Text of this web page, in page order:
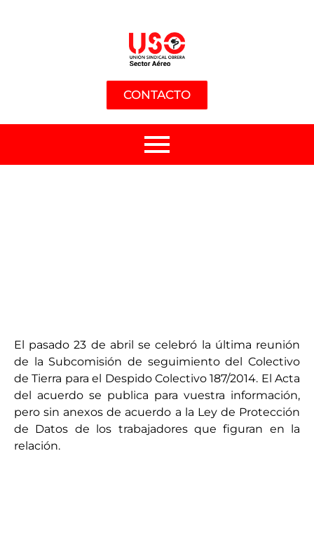
CONTACTO
El pasado 23 de abril se celebró la última reunión
de la Subcomisión de seguimiento del Colectivo
de Tierra para el Despido Colectivo 187/2014. El Acta
del acuerdo se publica para vuestra información,
pero sin anexos de acuerdo a la Ley de Protección
de Datos de los trabajadores que figuran en la
relación.